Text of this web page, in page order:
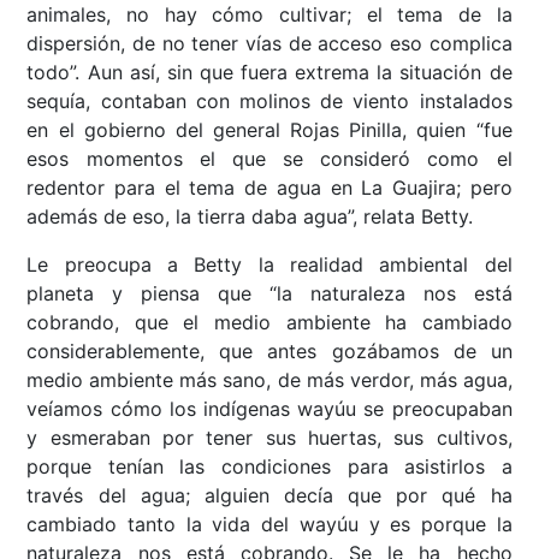
animales, no hay cómo cultivar; el tema de la
dispersión, de no tener vías de acceso eso complica
todo”. Aun así, sin que fuera extrema la situación de
sequía, contaban con molinos de viento instalados
en el gobierno del general Rojas Pinilla, quien “fue
esos momentos el que se consideró como el
redentor para el tema de agua en La Guajira; pero
además de eso, la tierra daba agua”, relata Betty.
Le preocupa a Betty la realidad ambiental del
planeta y piensa que “la naturaleza nos está
cobrando, que el medio ambiente ha cambiado
considerablemente, que antes gozábamos de un
medio ambiente más sano, de más verdor, más agua,
veíamos cómo los indígenas wayúu se preocupaban
y esmeraban por tener sus huertas, sus cultivos,
porque tenían las condiciones para asistirlos a
través del agua; alguien decía que por qué ha
cambiado tanto la vida del wayúu y es porque la
naturaleza nos está cobrando. Se le ha hecho